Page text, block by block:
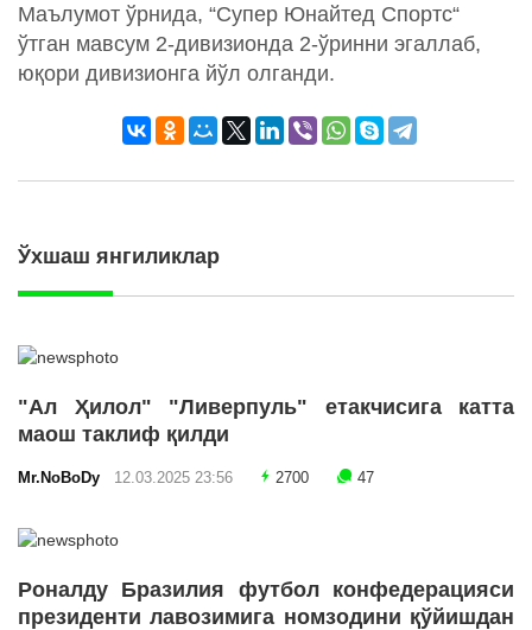
Маълумот ўрнида, “Супер Юнайтед Спортс“
ўтган мавсум 2-дивизионда 2-ўринни эгаллаб,
юқори дивизионга йўл олганди.
Ўхшаш янгиликлар
"Ал Ҳилол" "Ливерпуль" етакчисига катта
маош таклиф қилди
Mr.NoBoDy 12.03.2025 23:56 2700 47
Роналду Бразилия футбол конфедерацияси
президенти лавозимига номзодини қўйишдан